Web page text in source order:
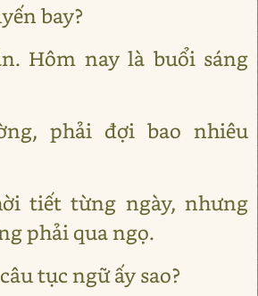
bay?
Hôm nay là buổi sáng
phải đợi bao nhiêu
tiết từng ngày, nhưng
phải qua ngọ.
tục ngữ ấy sao?